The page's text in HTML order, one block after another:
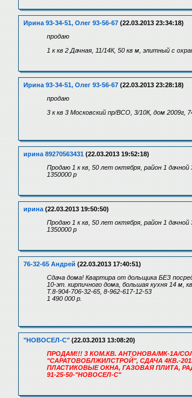
Ирина 93-34-51, Олег 93-56-67 (22.03.2013 23:34:18)
продаю
1 к кв 2 Дачная, 11/14К, 50 кв м, элитный с
Ирина 93-34-51, Олег 93-56-67 (22.03.2013 23:28:18)
продаю
3 к кв 3 Московский пр/ВСО, 3/10К, дом 2009г,
ирина 89270563431 (22.03.2013 19:52:18)
Продаю 1 к кв, 50 лет октября, район 1
1350000 р
ирина (22.03.2013 19:50:50)
Продаю 1 к кв, 50 лет октября, район 1
1350000 р
76-32-65 Андрей (22.03.2013 17:40:51)
Сдача дома! Квартира от дольщика БЕЗ
10-эт. кирпичного дома, большая кухня 14 м,
Т.8-904-706-32-65, 8-962-617-12-53
1 490 000 р.
"НОВОСЕЛ-С" (22.03.2013 13:08:20)
ПРОДАМ!!! 3 КОМ.КВ. АНТОНОВА/МК-1А/
"САРАТОВОБЛЖИЛСТРОЙ", СДАЧА 4КВ.-
ПЛАСТИКОВЫЕ ОКНА, ГАЗОВАЯ ПЛИТА,
91-25-50-"НОВОСЕЛ-С"